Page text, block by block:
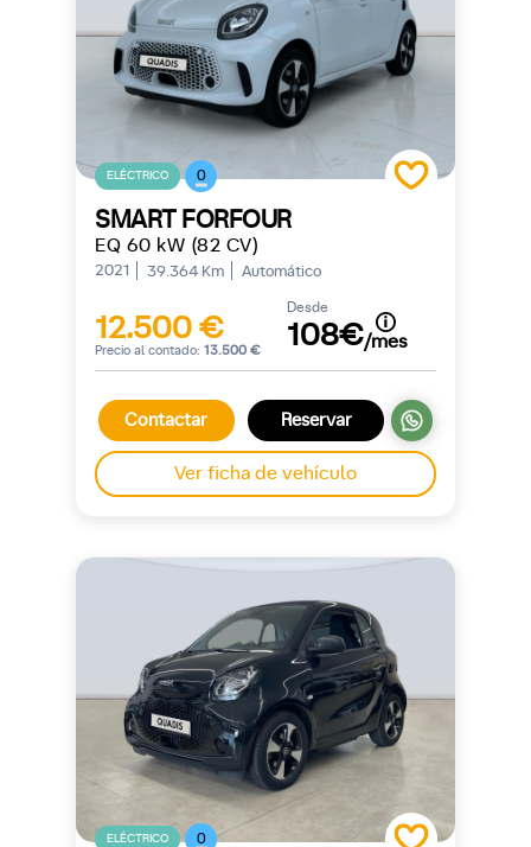
ELÉCTRICO 0
SMART FORFOUR
EQ 60 kW (82 CV)
2021 39.364 Km Automático
12.500 €
Precio al contado: 13.500 €
Desde
108€/mes
Contactar Reservar
Ver ficha de vehículo
ELÉCTRICO 0